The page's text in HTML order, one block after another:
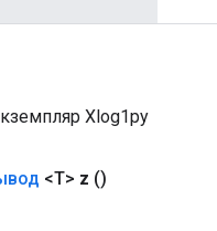
Xlog1py
<T> z ()